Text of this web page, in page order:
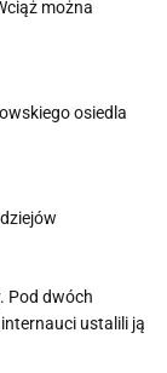
można
osiedla
Pod dwóch
ustalili ją